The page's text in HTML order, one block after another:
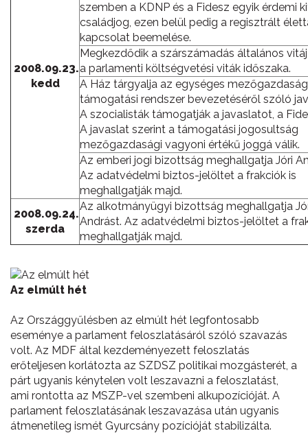
2008.09.23.
kedd
szemben a KDNP és a Fidesz egyik érdemi
családjog, ezen belül pedig a regisztrált
kapcsolat beemelése.
Megkezdődik a szárszámadás általános
a parlamenti költségvetési viták időszaka.
A Ház tárgyalja az egységes
támogatási rendszer bevezetéséről szóló
A szocialisták támogatják a javaslatot, a
A javaslat szerint a támogatási jogosultság
mezőgazdasági vagyoni értékű joggá válik.
Az emberi jogi bizottság meghallgatja Jóri
Az adatvédelmi biztos-jelöltet a frakciók is
meghallgatják majd.
2008.09.24.
szerda
Az alkotmányügyi bizottság meghallgatja
Andrást. Az adatvédelmi biztos-jelöltet a
meghallgatják majd.
Az elmúlt hét
Az Országgyűlésben az elmúlt hét legfontosabb
eseménye a parlament feloszlatásáról szóló szavazás
volt. Az MDF által kezdeményezett feloszlatás
erőteljesen korlátozta az SZDSZ politikai mozgásterét, a
párt ugyanis kénytelen volt leszavazni a feloszlatást,
ami rontotta az MSZP-vel szembeni alkupozícióját. A
parlament feloszlatásának leszavazása után ugyanis
átmenetileg ismét Gyurcsány pozícióját stabilizálta.